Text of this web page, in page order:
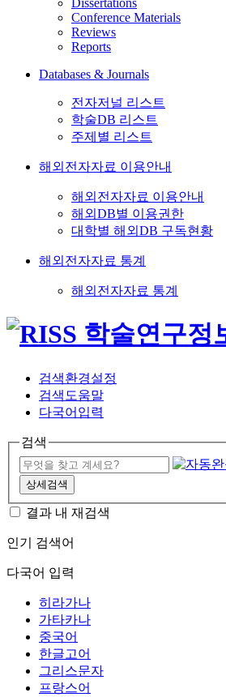
Dissertations
Conference Materials
Reviews
Reports
Databases & Journals
전자저널 리스트
학술DB 리스트
주제별 리스트
해외전자자료 이용안내
해외전자자료 이용안내
해외DB별 이용권한
대학별 해외DB 구독현황
해외전자자료 통계
해외전자자료 통계
검색환경설정
검색도움말
다국어입력
검색
상세검색
결과 내 재검색
인기 검색어
다국어 입력
히라가나
가타카나
중국어
한글고어
그리스문자
프랑스어